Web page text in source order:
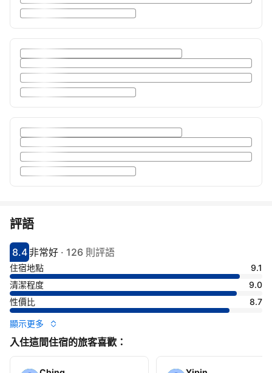
評語
分數8.4分
8.4
評比非常好
非常好 · 126 則評語
住宿地點
9.1
清潔程度
9.0
性價比
8.7
顯示更多
入住這間住宿的旅客喜歡：